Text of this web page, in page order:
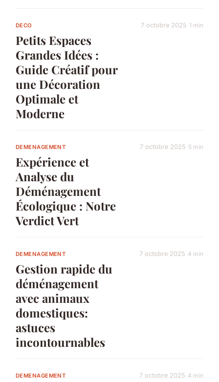
DECO
Petits Espaces
Grandes Idées :
Guide Créatif pour
une Décoration
Optimale et
Moderne
7 octobre 2025 1 min
DEMENAGEMENT
Expérience et
Analyse du
Déménagement
Écologique : Notre
Verdict Vert
7 octobre 2025 5 min
DEMENAGEMENT
Gestion rapide du
déménagement
avec animaux
domestiques:
astuces
incontournables
7 octobre 2025 4 min
DEMENAGEMENT 7 octobre 2025 4 min